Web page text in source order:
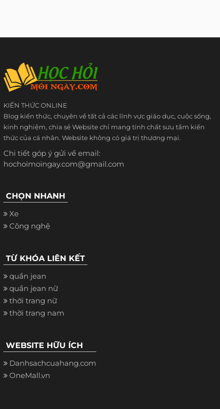
KIẾN THỨC ONLINE
Blog kiến thức, chuyên về tất cả các lĩnh vực giáo dục, cuộc sống,
kinh nghiệm, chia sẻ Website chỉ mang tính chất sưu tầm kiến
thức của cá nhân. Website không có giá trị thương mại.
Chi tiết góp ý gửi về email:
hochoimoingay.com@gmail.com
CHỌN NHANH
Xe
Công nghệ
TỪ KHÓA LIÊN KẾT
quần jean
quần jean nữ
thời trang nữ
thời trang nam
WEBSITE HỮU ÍCH
Danhsachcuahang.com
OneMall.vn